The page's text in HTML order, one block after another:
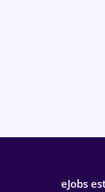
eJobs